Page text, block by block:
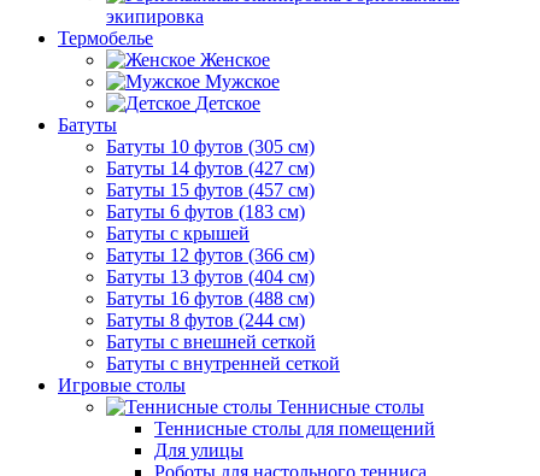
экипировка
Термобелье
Женское
Мужское
Детское
Батуты
Батуты 10 футов (305 см)
Батуты 14 футов (427 см)
Батуты 15 футов (457 см)
Батуты 6 футов (183 см)
Батуты с крышей
Батуты 12 футов (366 см)
Батуты 13 футов (404 см)
Батуты 16 футов (488 см)
Батуты 8 футов (244 см)
Батуты с внешней сеткой
Батуты с внутренней сеткой
Игровые столы
Теннисные столы
Теннисные столы для помещений
Для улицы
Роботы для настольного тенниса